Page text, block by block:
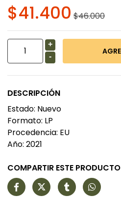
$41.400 $46.000
+
-
DESCRIPCIÓN
Estado: Nuevo
Formato: LP
Procedencia: EU
Año: 2021
COMPARTIR ESTE PRODUCTO